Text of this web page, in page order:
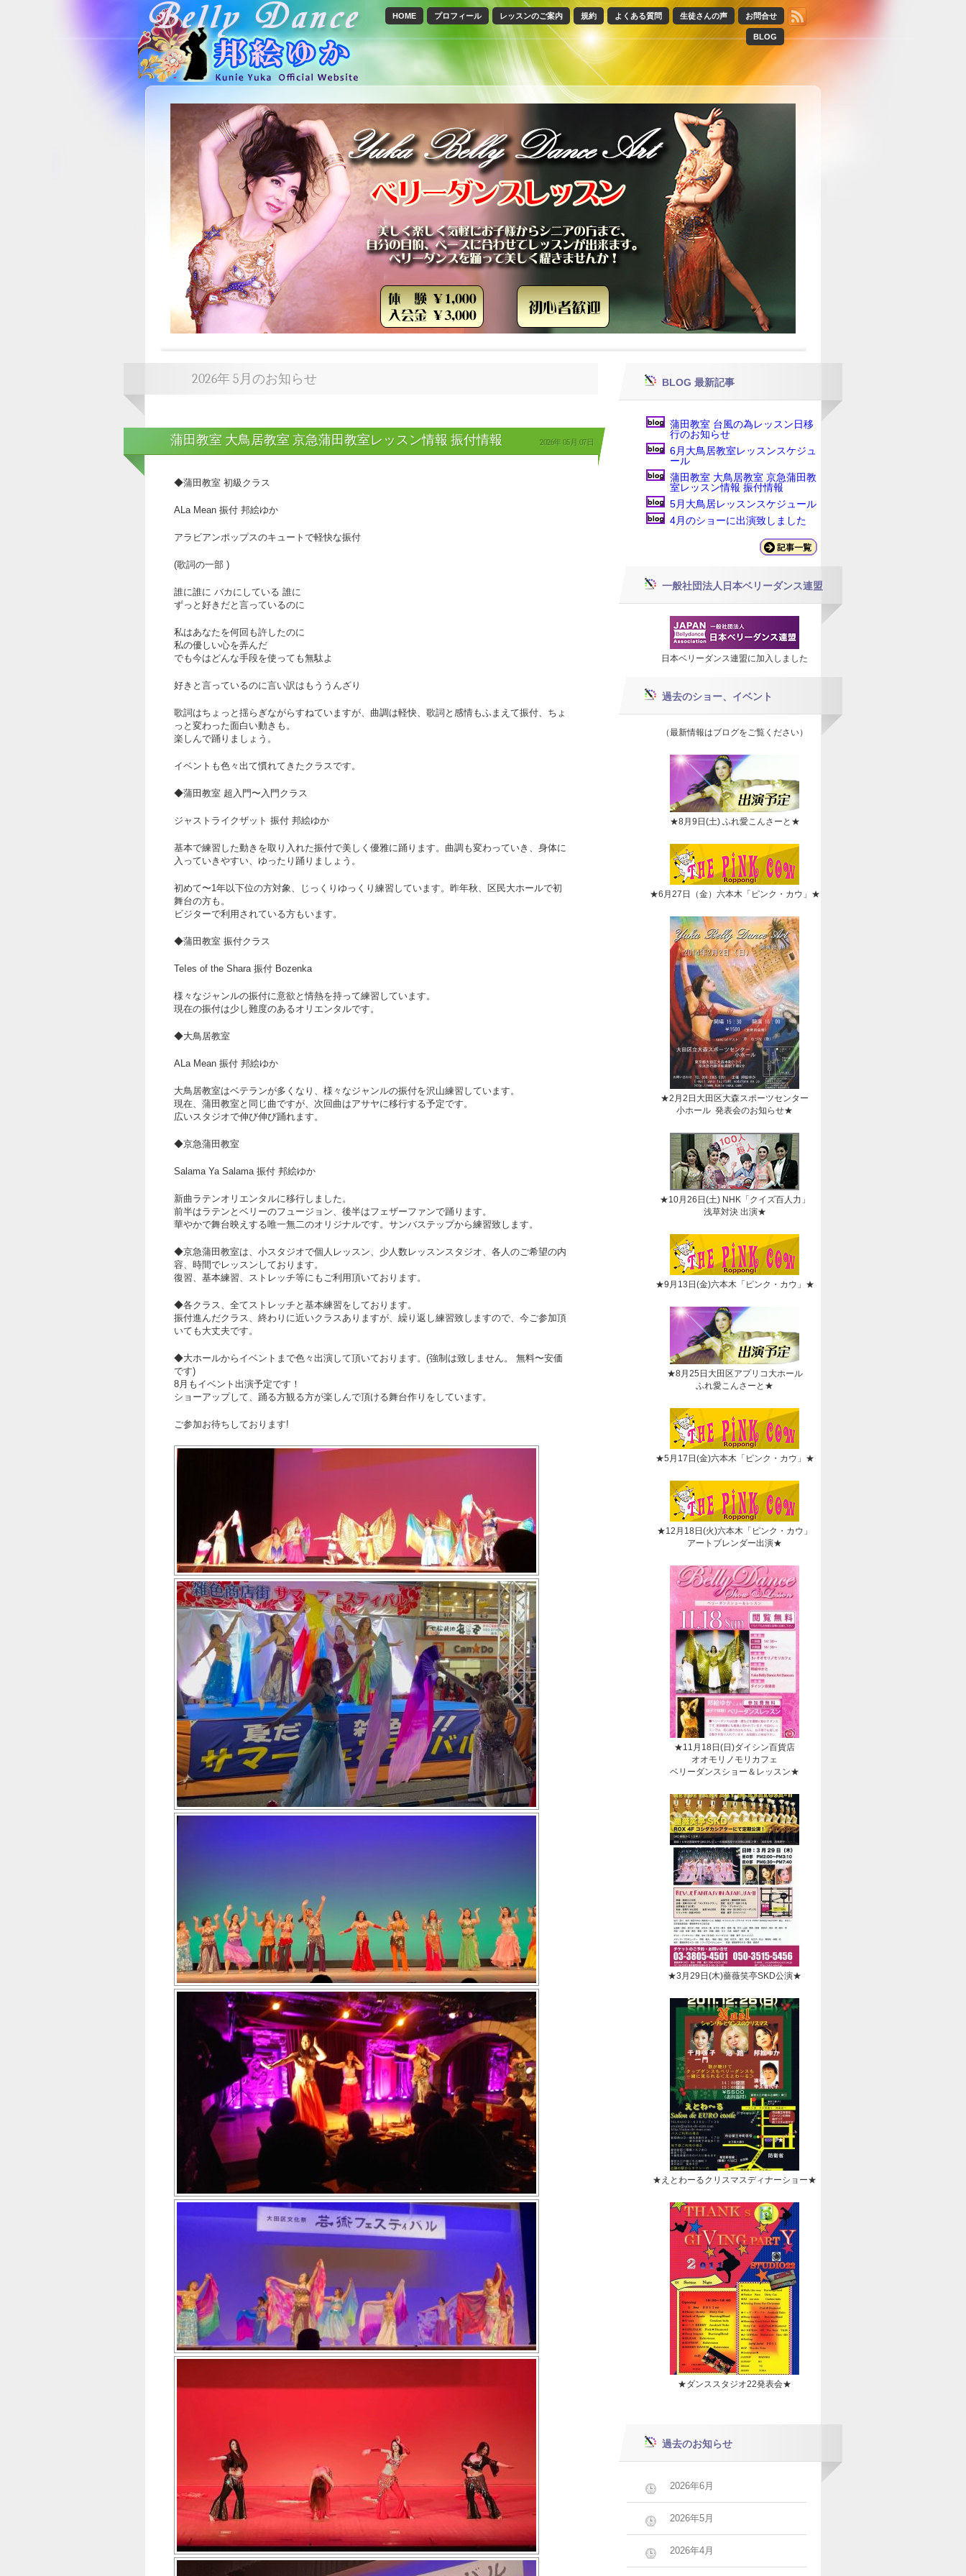
お問合せ
生徒さんの声
よくある質問
規約
レッスンのご案内
プロフィール
HOME
BLOG
2026年 5月のお知らせ
蒲田教室 大鳥居教室 京急蒲田教室レッスン情報 振付情報 2026年 05月 07日
◆蒲田教室 初級クラス
ALa Mean 振付 邦絵ゆか
アラビアンポップスのキュートで軽快な振付
(歌詞の一部 )
誰に誰に バカにしている 誰に
ずっと好きだと言っているのに
私はあなたを何回も許したのに
私の優しい心を弄んだ
でも今はどんな手段を使っても無駄よ
好きと言っているのに言い訳はもううんざり
歌詞はちょっと揺らぎながらすねていますが、曲調は軽快、歌詞と感情もふまえて振付、ちょ
っと変わった面白い動きも。
楽しんで踊りましょう。
イベントも色々出て慣れてきたクラスです。
◆蒲田教室 超入門〜入門クラス
ジャストライクザット 振付 邦絵ゆか
基本で練習した動きを取り入れた振付で美しく優雅に踊ります。曲調も変わっていき、身体に
入っていきやすい、ゆったり踊りましょう。
初めて〜1年以下位の方対象、じっくりゆっくり練習しています。昨年秋、区民大ホールで初
舞台の方も。
ビジターで利用されている方もいます。
◆蒲田教室 振付クラス
TeIes of the Shara 振付 Bozenka
様々なジャンルの振付に意欲と情熱を持って練習しています。
現在の振付は少し難度のあるオリエンタルです。
◆大鳥居教室
ALa Mean 振付 邦絵ゆか
大鳥居教室はベテランが多くなり、様々なジャンルの振付を沢山練習しています。
現在、蒲田教室と同じ曲ですが、次回曲はアサヤに移行する予定です。
広いスタジオで伸び伸び踊れます。
◆京急蒲田教室
Salama Ya Salama 振付 邦絵ゆか
新曲ラテンオリエンタルに移行しました。
前半はラテンとベリーのフュージョン、後半はフェザーファンで踊ります。
華やかで舞台映えする唯一無二のオリジナルです。サンバステップから練習致します。
◆京急蒲田教室は、小スタジオで個人レッスン、少人数レッスンスタジオ、各人のご希望の内
容、時間でレッスンしております。
復習、基本練習、ストレッチ等にもご利用頂いております。
◆各クラス、全てストレッチと基本練習をしております。
振付進んだクラス、終わりに近いクラスありますが、繰り返し練習致しますので、今ご参加頂
いても大丈夫です。
◆大ホールからイベントまで色々出演して頂いております。(強制は致しません。 無料〜安価
です)
8月もイベント出演予定です！
ショーアップして、踊る方観る方が楽しんで頂ける舞台作りをしています。
ご参加お待ちしております!
BLOG 最新記事
蒲田教室 台風の為レッスン日移
行のお知らせ
6月大鳥居教室レッスンスケジュ
ール
蒲田教室 大鳥居教室 京急蒲田教
室レッスン情報 振付情報
5月大鳥居レッスンスケジュール
4月のショーに出演致しました
一般社団法人日本ベリーダンス連盟
日本ベリーダンス連盟に加入しました
過去のショー、イベント
（最新情報はブログをご覧ください）
★8月9日(土) ふれ愛こんさーと★
★6月27日（金）六本木「ピンク・カウ」★
★2月2日大田区大森スポーツセンター
小ホール 発表会のお知らせ★
★10月26日(土) NHK「クイズ百人力」
浅草対決 出演★
★9月13日(金)六本木「ピンク・カウ」★
★8月25日大田区アプリコ大ホール
ふれ愛こんさーと★
★5月17日(金)六本木「ピンク・カウ」★
★12月18日(火)六本木「ピンク・カウ」
アートブレンダー出演★
★11月18日(日)ダイシン百貨店
オオモリノモリカフェ
ベリーダンスショー＆レッスン★
★3月29日(木)薔薇笑亭SKD公演★
★えとわーるクリスマスディナーショー★
★ダンススタジオ22発表会★
過去のお知らせ
2026年6月
2026年5月
2026年4月